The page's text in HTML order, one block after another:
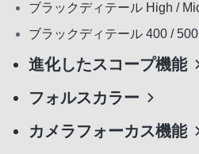
ブラックディテール High /
ブラックディテール 400 /
進化したスコープ機能
フォルスカラー
カメラフォーカス機能